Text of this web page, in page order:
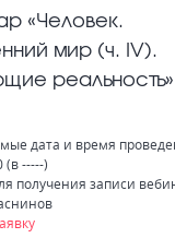
«Человек.
мир (ч. IV).
реальность»
дата и время
(в -----)
получения записи